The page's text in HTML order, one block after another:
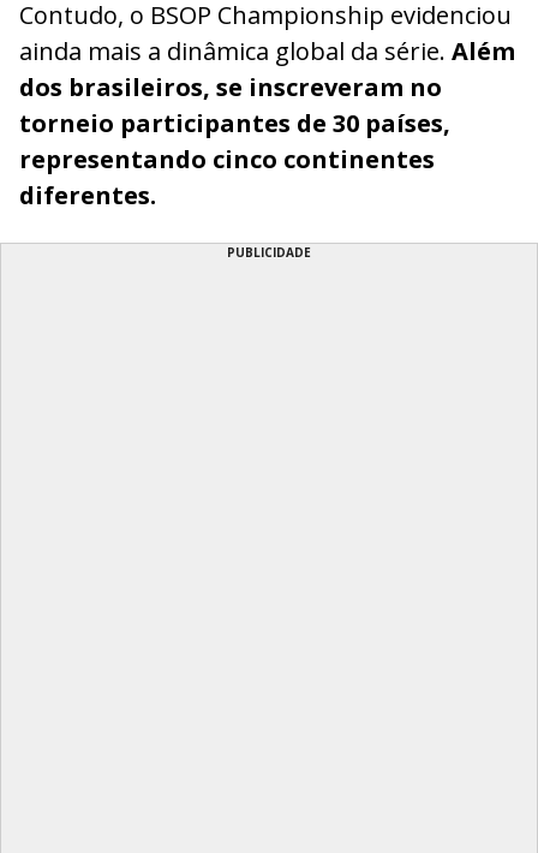
Contudo, o BSOP Championship evidenciou
ainda mais a dinâmica global da série. Além
dos brasileiros, se inscreveram no
torneio participantes de 30 países,
representando cinco continentes
diferentes.
PUBLICIDADE